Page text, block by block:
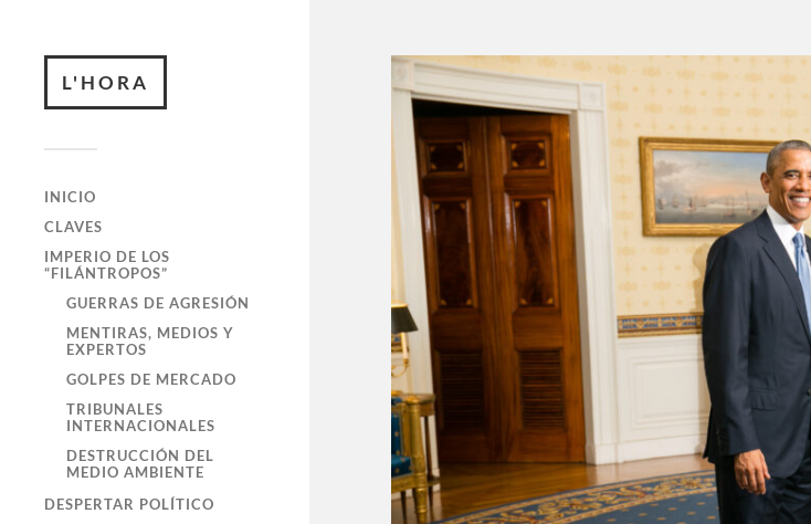
L'HORA
INICIO
CLAVES
IMPERIO DE LOS
“FILÁNTROPOS”
GUERRAS DE AGRESIÓN
MENTIRAS, MEDIOS Y
EXPERTOS
GOLPES DE MERCADO
TRIBUNALES
INTERNACIONALES
DESTRUCCIÓN DEL
MEDIO AMBIENTE
DESPERTAR POLÍTICO